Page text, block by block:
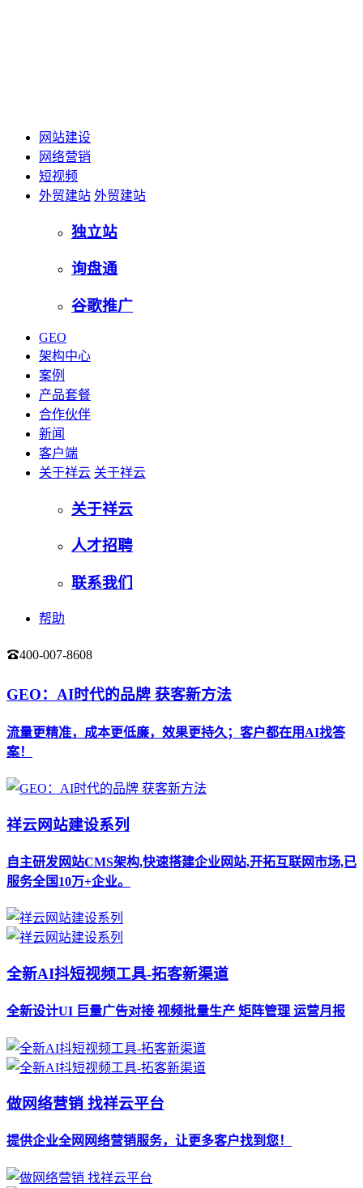
网站建设
网络营销
短视频
外贸建站 外贸建站
独立站
询盘通
谷歌推广
GEO
架构中心
案例
产品套餐
合作伙伴
新闻
客户端
关于祥云 关于祥云
关于祥云
人才招聘
联系我们
帮助
400-007-8608
GEO：AI时代的品牌 获客新方法
流量更精准，成本更低廉，效果更持久；客户都在用AI找答
案！
祥云网站建设系列
自主研发网站CMS架构,快速搭建企业网站,开拓互联网市场,已
服务全国10万+企业。
全新AI抖短视频工具-拓客新渠道
全新设计UI 巨量广告对接 视频批量生产 矩阵管理 运营月报
做网络营销 找祥云平台
提供企业全网网络营销服务，让更多客户找到您！